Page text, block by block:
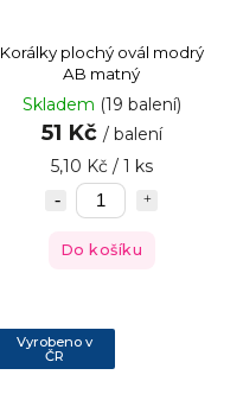
Korálky plochý ovál modrý
AB matný
Skladem (19 balení)
51 Kč / balení
5,10 Kč / 1 ks
Do košíku
Vyrobeno v
ČR